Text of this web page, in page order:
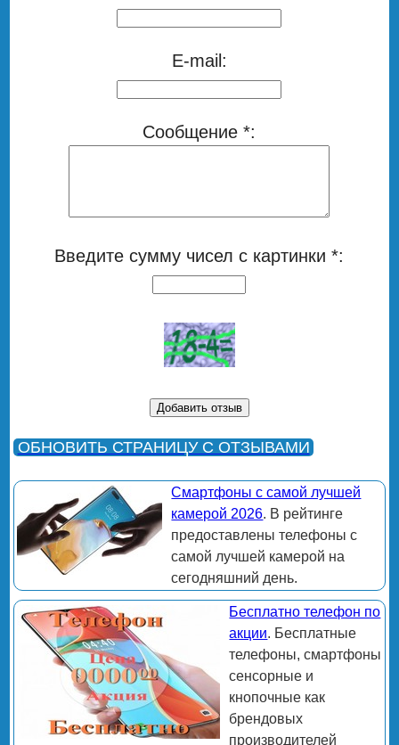
E-mail:
Сообщение *:
Введите сумму чисел с картинки *:
ОБНОВИТЬ СТРАНИЦУ С ОТЗЫВАМИ
Смартфоны с самой лучшей
камерой 2026. В рейтинге
предоставлены телефоны с
самой лучшей камерой на
сегодняшний день.
Бесплатно телефон по
акции. Бесплатные
телефоны, смартфоны
сенсорные и
кнопочные как
брендовых
производителей